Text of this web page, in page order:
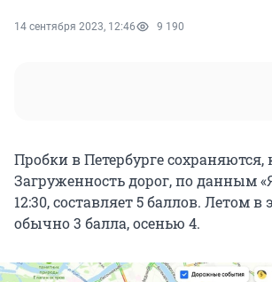
14 сентября 2023, 12:46 9 190
Пробки в Петербурге сохраняются,
Загруженность дорог, по данным
12:30, составляет 5 баллов. Летом в
обычно 3 балла, осенью 4.